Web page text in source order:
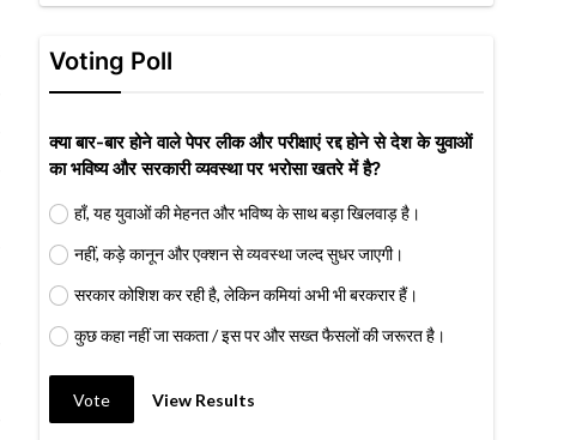
Voting Poll
क्या बार-बार होने वाले पेपर लीक और परीक्षाएं रद्द होने से देश के युवाओं
का भविष्य और सरकारी व्यवस्था पर भरोसा खतरे में है?
हाँ, यह युवाओं की मेहनत और भविष्य के साथ बड़ा खिलवाड़ है।
नहीं, कड़े कानून और एक्शन से व्यवस्था जल्द सुधर जाएगी।
सरकार कोशिश कर रही है, लेकिन कमियां अभी भी बरकरार हैं।
कुछ कहा नहीं जा सकता / इस पर और सख्त फैसलों की जरूरत है।
Vote View Results